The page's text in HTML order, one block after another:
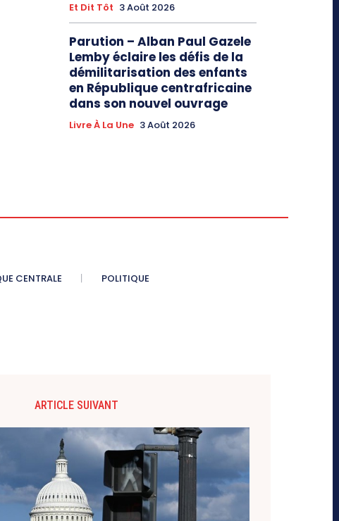
Et Dit Tôt 3 Août 2026
Parution – Alban Paul Gazele
Lemby éclaire les défis de la
démilitarisation des enfants
en République centrafricaine
dans son nouvel ouvrage
Livre À La Une 3 Août 2026
CENTRALE POLITIQUE
ARTICLE SUIVANT